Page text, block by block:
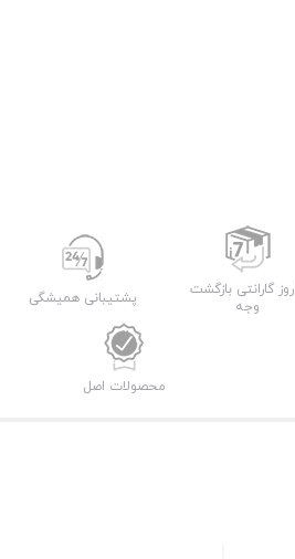
7 روز گارانتی بازگشت
وجه
پشتیبانی همیشگی
محصولات اصل